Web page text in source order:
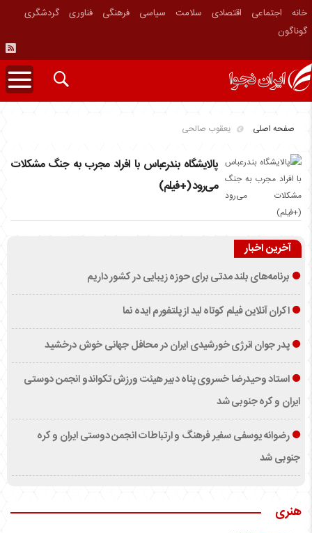
خانه اجتماعی اقتصادی سلامت سیاسی فرهنگی فناوری
گردشگری
گوناگون
صفحه اصلی یعقوب صالحی
پالایشگاه بندرعباس با افراد مجرب به جنگ مشکلات
می‌رود (+فیلم)
آخرین اخبار
برنامه‌های بلند مدتی برای حوزه زیبایی در کشور داریم
اکران آنلاین فیلم کوتاه لید از پلتفورم ایده نما
پدر جوان انرژی خورشیدی ایران در محافل جهانی خوش درخشید
استاد وحیدرضا خسروی پناه دبیر هیئت ورزش تکواندو انجمن دوستی
ایران و کره جنوبی شد
رضوانه یوسفی سفیر فرهنگ و ارتباطات انجمن دوستی ایران و کره
جنوبی شد
هنری